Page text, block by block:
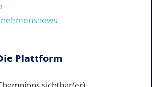
Plattform
sichtbar(er)